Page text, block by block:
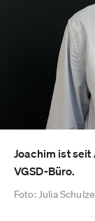
Joachim ist
VGSD-Büro.
Foto: Julia Schulze